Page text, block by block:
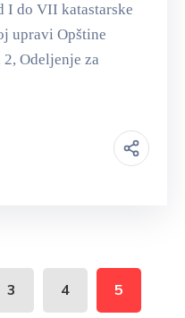
I do VII katastarske
upravi Opštine
Odeljenje za
3 4 5